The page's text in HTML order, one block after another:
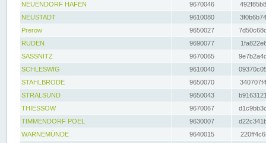
NEUENDORF HAFEN
9670046
NEUSTADT
9610080
Prerow
9650027
RUDEN
9690077
SASSNITZ
9670065
SCHLESWIG
9610040
STAHLBRODE
9650070
STRALSUND
9650043
THIESSOW
9670067
TIMMENDORF POEL
9630007
WARNEMÜNDE
9640015